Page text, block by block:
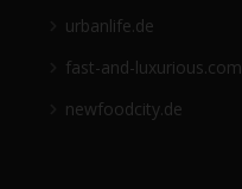
urbanlife.de
fast-and-luxurious.com
newfoodcity.de